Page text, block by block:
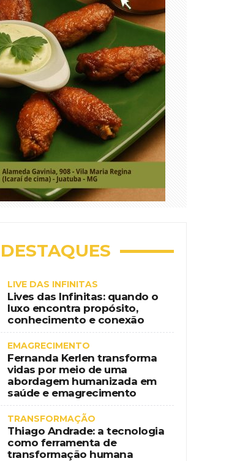
DESTAQUES
LIVE DAS INFINITAS
Lives das Infinitas: quando o
luxo encontra propósito,
conhecimento e conexão
EMAGRECIMENTO
Fernanda Kerlen transforma
vidas por meio de uma
abordagem humanizada em
saúde e emagrecimento
TRANSFORMAÇÃO
Thiago Andrade: a tecnologia
como ferramenta de
transformação humana